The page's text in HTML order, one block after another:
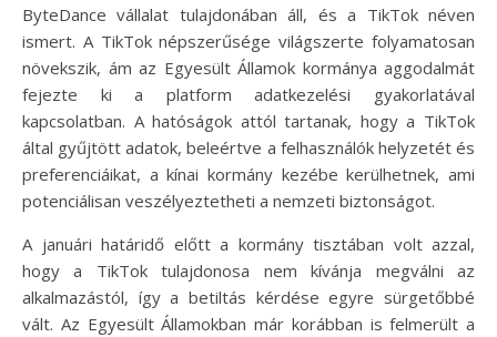
ByteDance vállalat tulajdonában áll, és a TikTok néven
ismert. A TikTok népszerűsége világszerte folyamatosan
növekszik, ám az Egyesült Államok kormánya aggodalmát
fejezte ki a platform adatkezelési gyakorlatával
kapcsolatban. A hatóságok attól tartanak, hogy a TikTok
által gyűjtött adatok, beleértve a felhasználók helyzetét és
preferenciáikat, a kínai kormány kezébe kerülhetnek, ami
potenciálisan veszélyeztetheti a nemzeti biztonságot.
A januári határidő előtt a kormány tisztában volt azzal,
hogy a TikTok tulajdonosa nem kívánja megválni az
alkalmazástól, így a betiltás kérdése egyre sürgetőbbé
vált. Az Egyesült Államokban már korábban is felmerült a